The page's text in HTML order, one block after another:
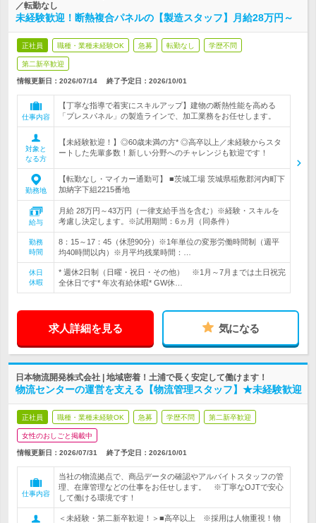
／転勤なし
未経験歓迎！断熱複合パネルの【製造スタッフ】月給28万円～
正社員 職種・業種未経験OK 急募 転勤なし 学歴不問
第二新卒歓迎
情報更新日：2026/07/14 終了予定日： 2026/10/01
仕事内容
【丁寧な指導で着実にスキルアップ】建物の断熱性能を高める
「プレスパネル」の製造ラインで、加工業務をお任せします。
対象と
なる方
【未経験歓迎！】◎60歳未満の方* ◎高卒以上／未経験からスタ
ートした先輩多数！新しい分野へのチャレンジも歓迎です！
勤務地
【転勤なし・マイカー通勤可】 ■茨城工場 茨城県稲敷郡河内町下
加納字下組2215番地
給与
月給 28万円～43万円（一律支給手当を含む）※経験・スキルを
考慮し決定します。※試用期間：6ヵ月（同条件）
勤務
時間
8：15～17：45（休憩90分）※1年単位の変形労働時間制（週平
均40時間以内）※月平均残業時間：…
休日
休暇
* 週休2日制（日曜・祝日・その他） ※1月～7月までは土日祝完
全休日です* 年次有給休暇* GW休…
求人詳細を見る 気になる
日本物流開発株式会社 | 地域密着！土浦で長く安定して働けます！
物流センターの運営を支える【物流管理スタッフ】★未経験歓迎
正社員 職種・業種未経験OK 急募 学歴不問 第二新卒歓迎
女性のおしごと掲載中
情報更新日：2026/07/31 終了予定日： 2026/10/01
仕事内容
当社の物流拠点で、商品データの確認やアルバイトスタッフの管
理、在庫管理などの仕事をお任せします。 ※丁寧なOJTで安心
して働ける環境です！
＜未経験・第二新卒歓迎！＞■高卒以上 ※採用は人物重視！物